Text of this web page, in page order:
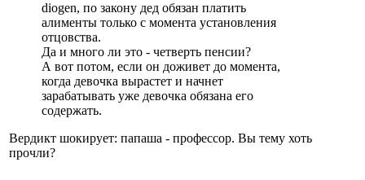
diogen, по закону дед обязан платить
алименты только с момента установления
отцовства.
Да и много ли это - четверть пенсии?
А вот потом, если он доживет до момента,
когда девочка вырастет и начнет
зарабатывать уже девочка обязана его
содержать.
Вердикт шокирует: папаша - профессор. Вы тему хоть
прочли?